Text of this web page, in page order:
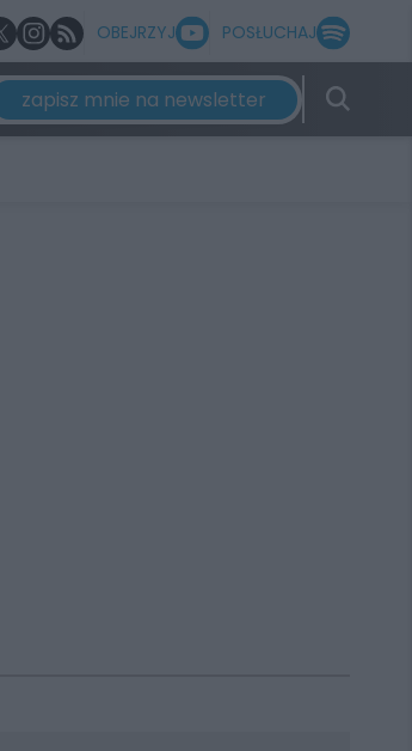
OBEJRZYJ POSŁUCHAJ
zapisz mnie na newsletter